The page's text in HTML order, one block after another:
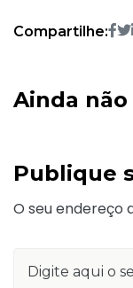
Compartilhe:
Ainda
Publique
O seu endereço